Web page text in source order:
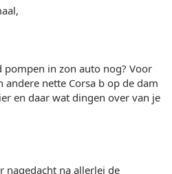
pompen in zon auto nog? Voor
nette Corsa b op de dam
en daar wat dingen over van je
nagedacht na allerlei de